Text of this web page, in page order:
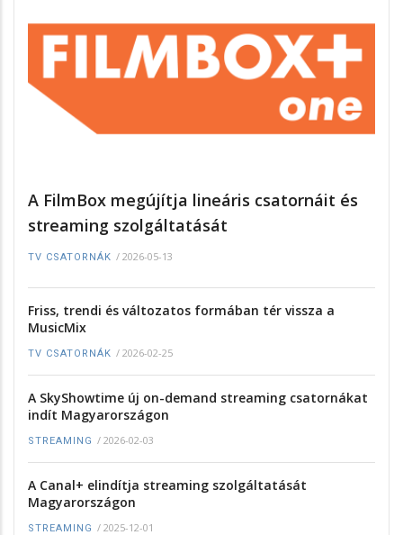
A FilmBox megújítja lineáris csatornáit és
streaming szolgáltatását
TV CSATORNÁK / 2026-05-13
Friss, trendi és változatos formában tér vissza a
MusicMix
TV CSATORNÁK / 2026-02-25
A SkyShowtime új on-demand streaming csatornákat
indít Magyarországon
STREAMING / 2026-02-03
A Canal+ elindítja streaming szolgáltatását
Magyarországon
STREAMING / 2025-12-01